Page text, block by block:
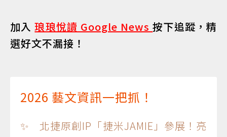
加入琅琅悅讀 Google News按下追蹤，精
選好文不漏接！
2026 藝文資訊一把抓！
✨ 北捷原創IP「捷米JAMIE」參展！亮